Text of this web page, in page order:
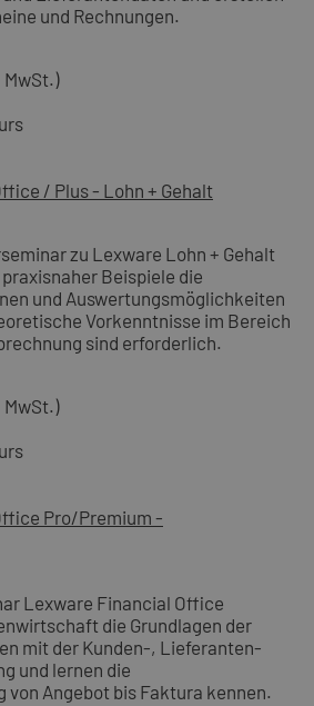
und Rechnungen.
MwSt.)
/ Plus - Lohn + Gehalt
zu Lexware Lohn + Gehalt
Beispiele die
und Auswertungsmöglichkeiten
Vorkenntnisse im Bereich
sind erforderlich.
MwSt.)
Pro/Premium -
Lexware Financial Office
die Grundlagen der
mit der Kunden-, Lieferanten-
und lernen die
Angebot bis Faktura kennen.